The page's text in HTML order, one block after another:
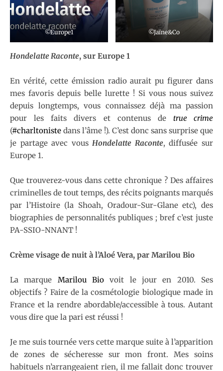
©Europe1 ©Jaïne&Co
Hondelatte Raconte, sur Europe 1
En vérité, cette émission radio aurait pu figurer dans
mes favoris depuis belle lurette ! Si vous nous suivez
depuis longtemps, vous connaissez déjà ma passion
pour les faits divers et contenus de
true crime
(#charltoniste dans l’âme !). C’est donc sans surprise que
je partage avec vousHondelatte Raconte, diffusée sur
Europe 1.
Que trouverez-vous dans cette chronique ? Des affaires
criminelles de tout temps, des récits poignants marqués
par l’Histoire (la Shoah, Oradour-Sur-Glane etc), des
biographies de personnalités publiques ; bref c’est juste
PA-SSIO-NNANT !
Crème visage de nuit à l’Aloé Vera, par Marilou Bio
La marque Marilou Bio voit le jour en 2010. Ses
objectifs ? Faire de la cosmétologie biologique made in
France et la rendre abordable/accessible à tous. Autant
vous dire que la pari est réussi !
Je me suis tournée vers cette marque suite à l’apparition
de zones de sécheresse sur mon front. Mes soins
habituels n’arrangeaient rien, il me fallait donc trouver